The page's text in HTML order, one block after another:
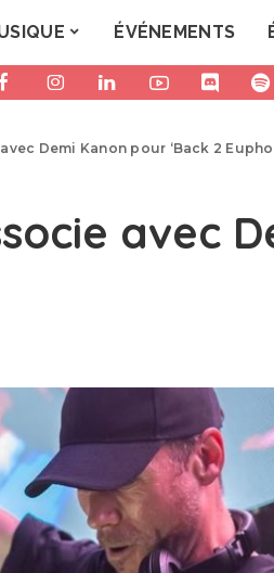
ÉVÉNEMENTS
Demi Kanon pour ‘Back 2
avec